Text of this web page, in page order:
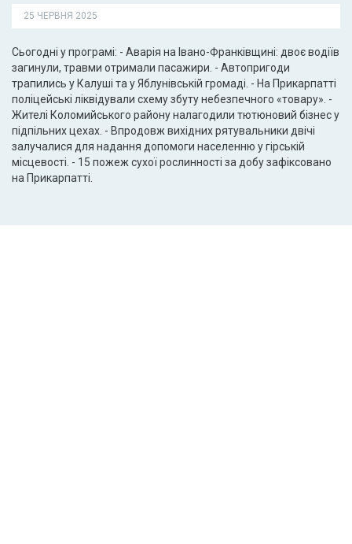
25 ЧЕРВНЯ 2025
Сьогодні у програмі: - Аварія на Івано-Франківщині: двоє водіїв
загинули, травми отримали пасажири. - Автопригоди
трапились у Калуші та у Яблунівській громаді. - На Прикарпатті
поліцейські ліквідували схему збуту небезпечного «товару». -
Жителі Коломийського району налагодили тютюновий бізнес у
підпільних цехах. - Впродовж вихідних рятувальники двічі
залучалися для надання допомоги населенню у гірській
місцевості. - 15 пожеж сухої рослинності за добу зафіксовано
на Прикарпатті.